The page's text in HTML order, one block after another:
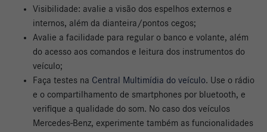
Visibilidade: avalie a visão dos espelhos externos e
internos, além da dianteira/pontos cegos;
Avalie a facilidade para regular o banco e volante, além
do acesso aos comandos e leitura dos instrumentos do
veículo;
Faça testes na Central Multimídia do veículo. Use o rádio
e o compartilhamento de smartphones por bluetooth, e
verifique a qualidade do som. No caso dos veículos
Mercedes-Benz, experimente também as funcionalidades